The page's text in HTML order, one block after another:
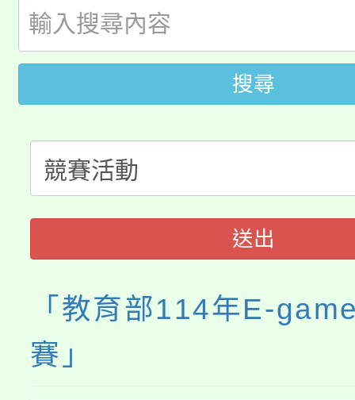
開!
115年桃園市運動會8/
田徑場及游泳池舉行。
桃園市低收入戶享有免
視費優惠，中低收入戶
半價優惠，詳情可洽有
者。
大園自造教育及科技
份教師增能研習
大溪自造教育及科技中
份教師研習
淨零綠生活教案入校路
會
115年食農教育專業人
程
搜尋
送出
「教育部114年E-
賽」